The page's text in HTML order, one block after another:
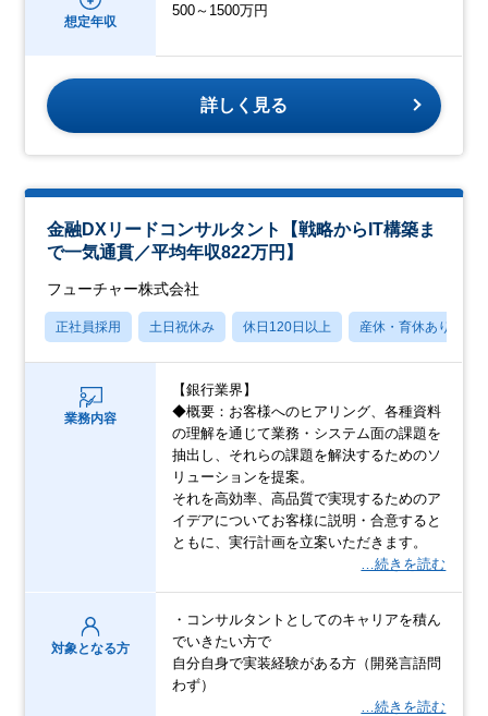
想定年収
500～1500万円
詳しく見る
金融DXリードコンサルタント【戦略からIT構築ま
で一気通貫／平均年収822万円】
フューチャー株式会社
正社員採用 土日祝休み 休日120日以上 産休・育休あり
業務内容
【銀行業界】
◆概要：お客様へのヒアリング、各種資料
の理解を通じて業務・システム面の課題を
抽出し、それらの課題を解決するためのソ
リューションを提案。
それを高効率、高品質で実現するためのア
イデアについてお客様に説明・合意すると
ともに、実行計画を立案いただきます。
…続きを読む
対象となる方
・コンサルタントとしてのキャリアを積ん
でいきたい方で
自分自身で実装経験がある方（開発言語問
わず）
…続きを読む